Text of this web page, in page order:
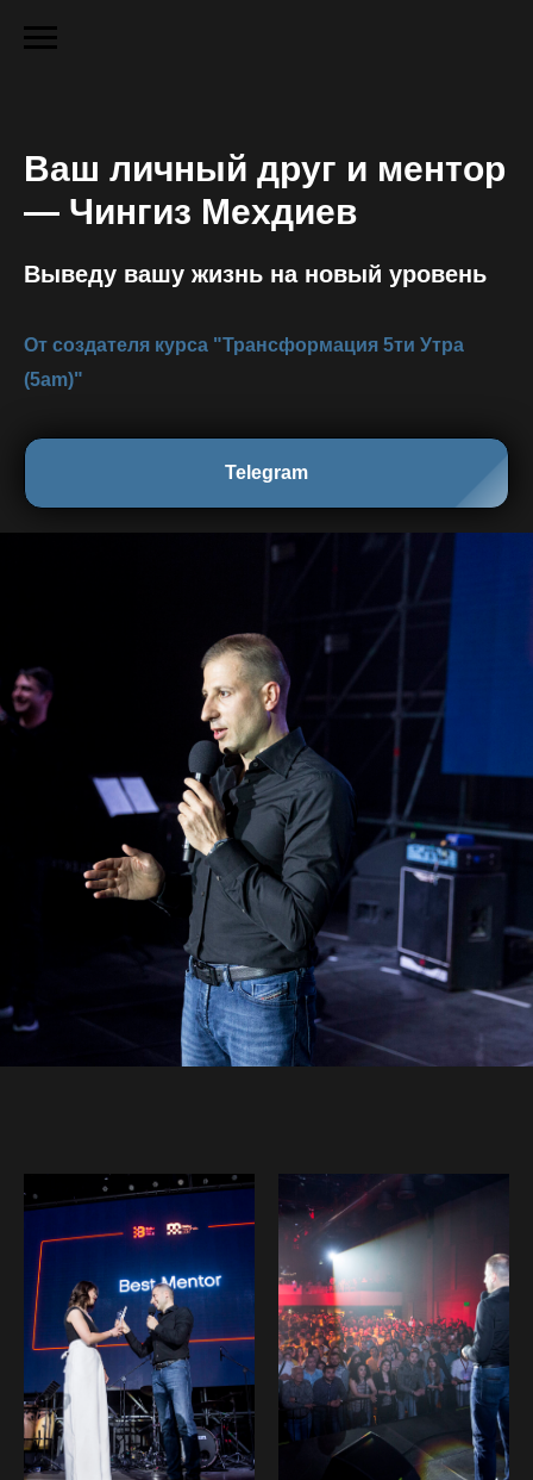
Ваш личный друг и ментор
— Чингиз Мехдиев
Выведу вашу жизнь на новый уровень
От создателя курса "Трансформация 5ти Утра
(5am)"
Telegram